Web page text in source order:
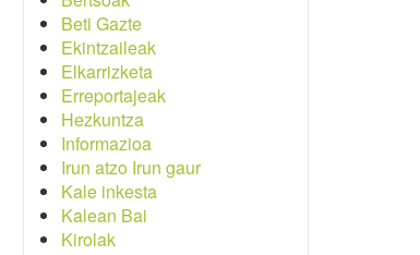
Beti Gazte
Ekintzaileak
Elkarrizketa
Erreportajeak
Hezkuntza
Informazioa
Irun atzo Irun gaur
Kale inkesta
Kalean Bai
Kirolak